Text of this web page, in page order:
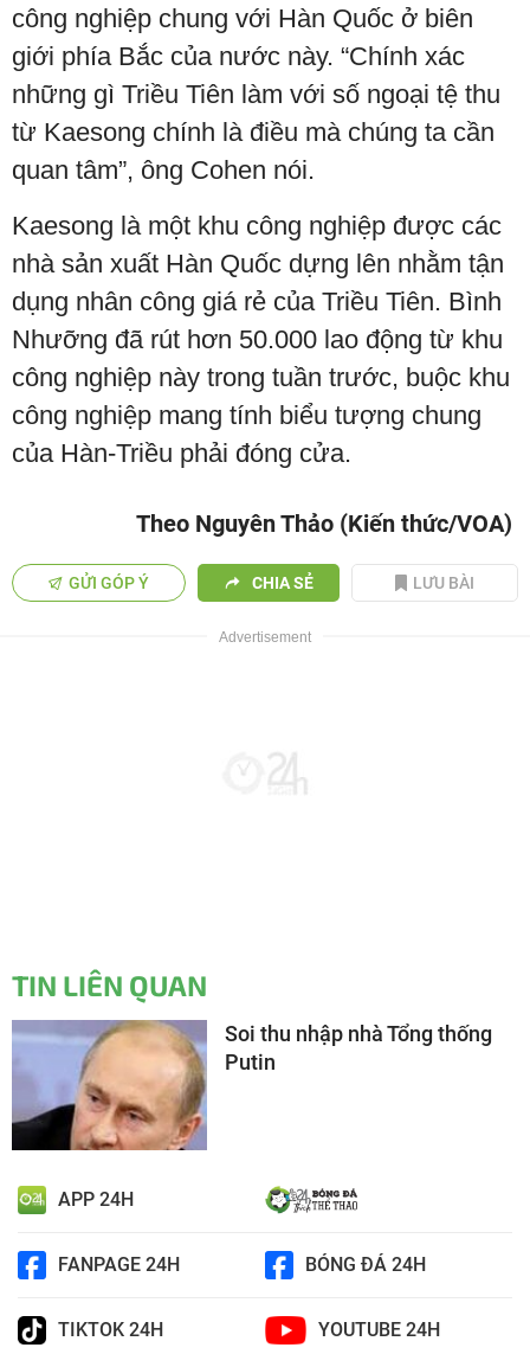
công nghiệp chung với Hàn Quốc ở biên
giới phía Bắc của nước này. “Chính xác
những gì Triều Tiên làm với số ngoại tệ thu
từ Kaesong chính là điều mà chúng ta cần
quan tâm”, ông Cohen nói.
Kaesong là một khu công nghiệp được các
nhà sản xuất Hàn Quốc dựng lên nhằm tận
dụng nhân công giá rẻ của Triều Tiên. Bình
Nhưỡng đã rút hơn 50.000 lao động từ khu
công nghiệp này trong tuần trước, buộc khu
công nghiệp mang tính biểu tượng chung
của Hàn-Triều phải đóng cửa.
Theo Nguyên Thảo (Kiến thức/VOA)
GỬI GÓP Ý CHIA SẺ LƯU BÀI
TIN LIÊN QUAN
Soi thu nhập nhà Tổng thống
Putin
APP 24H
FANPAGE 24H BÓNG ĐÁ 24H
TIKTOK 24H YOUTUBE 24H